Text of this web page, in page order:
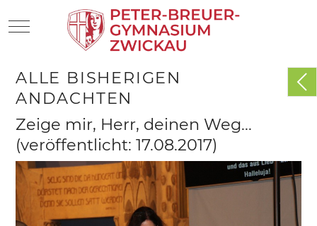
Mobile Menu Toggle
ALLE BISHERIGEN
ANDACHTEN
Zeige mir, Herr, deinen Weg...
(veröffentlicht: 17.08.2017)